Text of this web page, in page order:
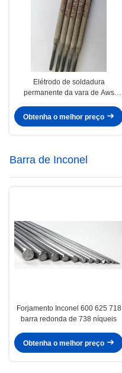
Elétrodo de soldadura
permanente da vara de Aws
Obtenha o melhor preço
Barra de Inconel
Forjamento Inconel 600 625 718
barra redonda de 738 níqueis
Obtenha o melhor preço